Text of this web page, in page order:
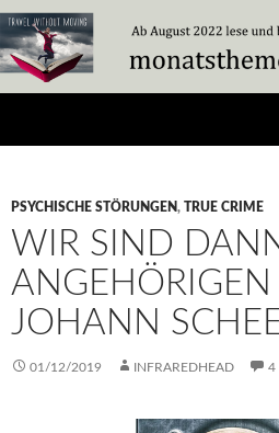
Zum
Inhalt
springen
PSYCHISCHE STÖRUNGEN, TRUE CRIME
WIR SIND
ANGEHÖRIGEN
JOHANN
01/12/2019 INFRAREDHEAD 4